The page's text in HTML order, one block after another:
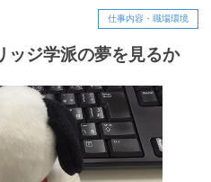
仕事内容・職場環境
ッジ学派の夢を見るか